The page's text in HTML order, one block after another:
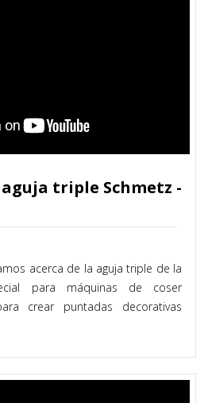
triple Schmetz -
acerca de la aguja triple de la
para máquinas de coser
crear puntadas decorativas